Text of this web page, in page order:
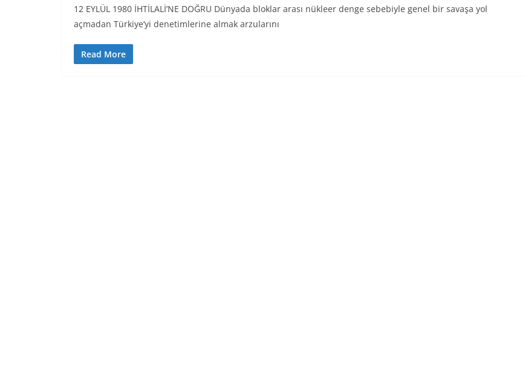
12 EYLÜL 1980 İHTİLALİ’NE DOĞRU Dünyada bloklar arası nükleer denge sebebiyle genel bir savaşa yol
açmadan Türkiye’yi denetimlerine almak arzularını
Read More